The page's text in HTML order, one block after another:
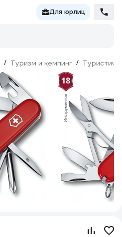
Для юрлиц
/ Туризм и кемпинг /